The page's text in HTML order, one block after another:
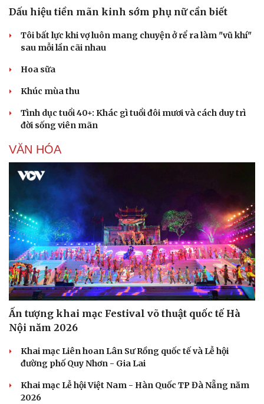
Dấu hiệu tiền mãn kinh sớm phụ nữ cần biết
Tôi bất lực khi vợ luôn mang chuyện ở rể ra làm "vũ khí"
sau mỗi lần cãi nhau
Hoa sữa
Khúc mùa thu
Tình dục tuổi 40+: Khác gì tuổi đôi mươi và cách duy trì
đời sống viên mãn
VĂN HÓA
Ấn tượng khai mạc Festival võ thuật quốc tế Hà
Nội năm 2026
Khai mạc Liên hoan Lân Sư Rồng quốc tế và Lễ hội
đường phố Quy Nhơn - Gia Lai
Khai mạc Lễ hội Việt Nam - Hàn Quốc TP Đà Nẵng năm
2026